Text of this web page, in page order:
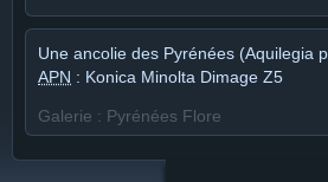
Une ancolie des Pyrénées (Aquilegia
APN : Konica Minolta Dimage Z5
Galerie : Pyrénées Flore